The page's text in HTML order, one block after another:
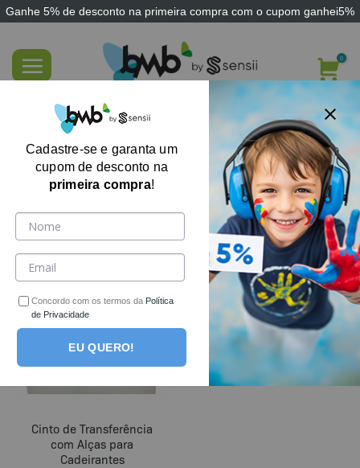
Ganhe 5% de desconto na primeira compra com o cupom ganhei5%
content
FILTRE AQUI
Cinto de Transferência
com Alças para
Cadeirantes
Cadastre-se e garanta um
cupom de desconto na
primeira compra!
Concordo com os termos da Política
de Privacidade
EU QUERO!